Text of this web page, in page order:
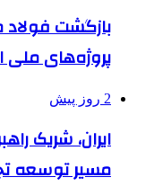
بازگشت فولاد
پروژه‌های ملی
2 روز پیش
ایران، شریک
مسیر توسعه